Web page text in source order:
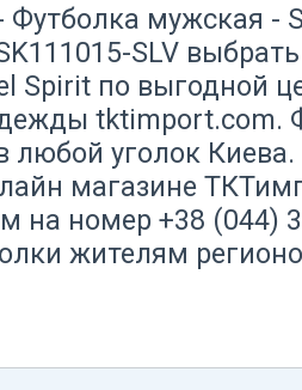
Футболка мужская -
SLV
Spirit по выгодной
tktimport.com.
любой уголок
магазине
на номер +38
жителям